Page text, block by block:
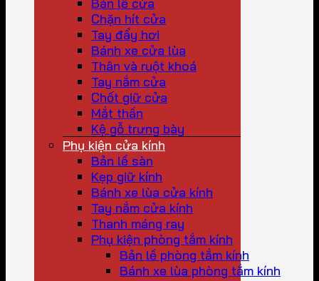
Chặn hít cửa
Tay đẩy hơi
Bánh xe cửa lùa
Thân và ruột khoá
Tay nắm cửa
Chốt giữ cửa
Mắt thần
Kệ gỗ trưng bày
Phụ kiện cửa kính
Bản lề sàn
Kẹp giữ kính
Bánh xe lùa cửa kính
Tay nắm cửa kính
Thanh máng ray
Phụ kiện phòng tắm kính
Bản lề phòng tắm kính
Bánh xe lùa phòng tắm kính